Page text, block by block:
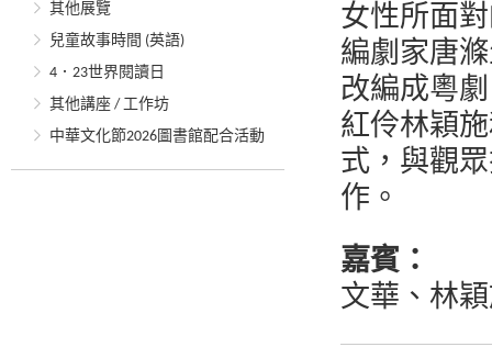
其他展覽
兒童故事時間 (英語)
4．23世界閱讀日
其他講座 / 工作坊
中華文化節2026圖書館配合活動
女性所面
編劇家唐
改編成粵
紅伶林穎
式，與觀
作。
嘉賓：
文華、林